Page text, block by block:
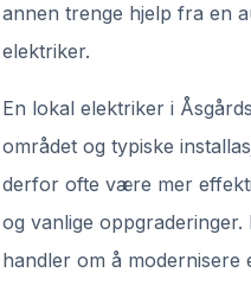
annen trenge hjelp fra en
elektriker.
En lokal elektriker i
området og typiske
derfor ofte være mer
og vanlige oppgraderinger.
handler om å modernisere